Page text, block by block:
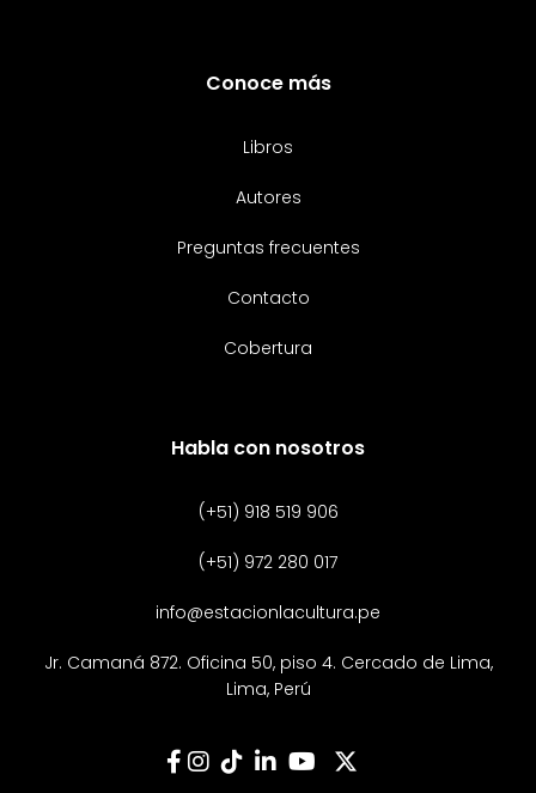
Conoce más
Libros
Autores
Preguntas frecuentes
Contacto
Cobertura
Habla con nosotros
(+51) 918 519 906
(+51) 972 280 017
info@estacionlacultura.pe
Jr. Camaná 872. Oficina 50, piso 4. Cercado de Lima,
Lima, Perú